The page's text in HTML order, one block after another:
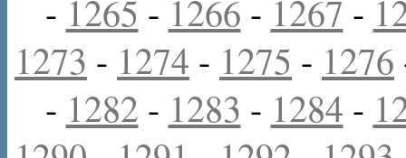
- 1265 - 1266 - 1267 -
1273 - 1274 - 1275 - 1276
- 1282 - 1283 - 1284 -